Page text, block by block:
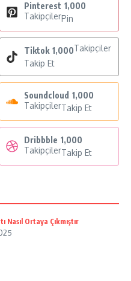
Pinterest 1,000
TakipçilerPin
Tiktok 1,000Takipçiler
Takip Et
Soundcloud 1,000
TakipçilerTakip Et
Dribbble 1,000
TakipçilerTakip Et
Nasıl Ortaya Çıkmıştır